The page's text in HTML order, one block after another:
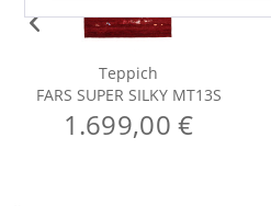
Teppich
FARS SUPER SILKY MT13S
1.699,00 €